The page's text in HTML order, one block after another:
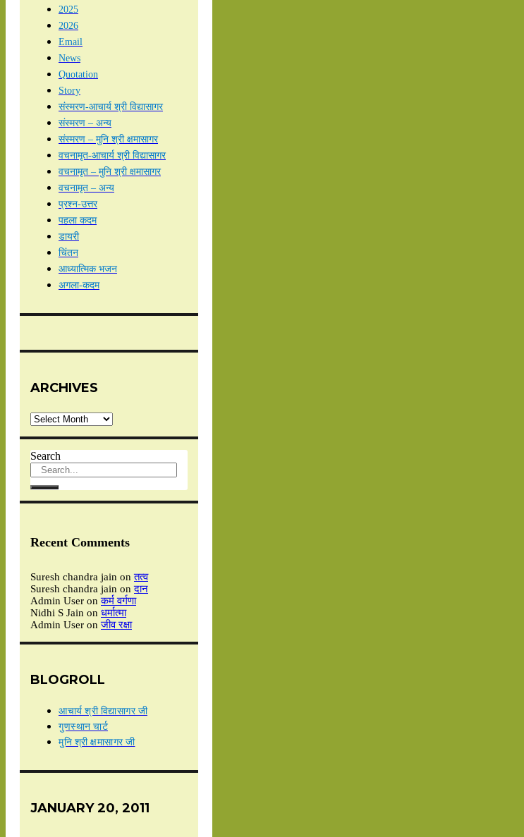
2025
2026
Email
News
Quotation
Story
संस्मरण-आचार्य श्री विद्यासागर
संस्मरण – अन्य
संस्मरण – मुनि श्री क्षमासागर
वचनामृत-आचार्य श्री विद्यासागर
वचनामृत – मुनि श्री क्षमासागर
वचनामृत – अन्य
प्रश्न-उत्तर
पहला कदम
डायरी
चिंतन
आध्यात्मिक भजन
अगला-कदम
ARCHIVES
Archives
Search
Recent Comments
Suresh chandra jain onतत्व
Suresh chandra jain onदान
Admin User onकर्म वर्गणा
Nidhi S Jain on धर्मात्मा
Admin User onजीव रक्षा
BLOGROLL
आचार्य श्री विद्यासागर जी
गुणस्थान चार्ट
मुनि श्री क्षमासागर जी
JANUARY 20, 2011